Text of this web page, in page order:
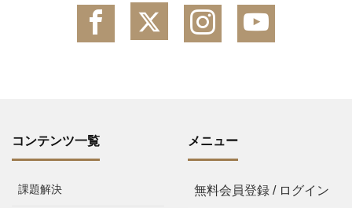
コンテンツ一覧
課題解決
メニュー
無料会員登録 / ログイン